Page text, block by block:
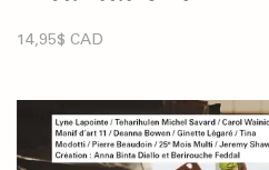
14,95$ CAD